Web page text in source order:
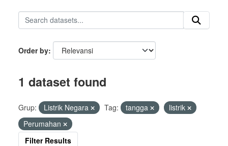
Order by
1 dataset found
Grup: Listrik Negara Tag: tangga
listrik
Perumahan
Filter Results